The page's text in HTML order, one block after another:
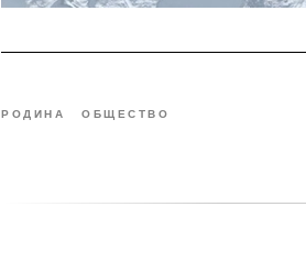
РОДИНА ОБЩЕСТВО